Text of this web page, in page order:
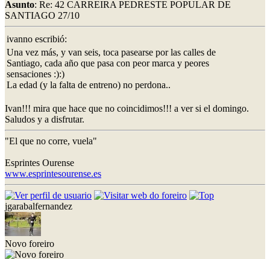
Asunto: Re: 42 CARREIRA PEDRESTE POPULAR DE
SANTIAGO 27/10
ivanno escribió:
Una vez más, y van seis, toca pasearse por las calles de
Santiago, cada año que pasa con peor marca y peores
sensaciones :):)
La edad (y la falta de entreno) no perdona..
Ivan!!! mira que hace que no coincidimos!!! a ver si el domingo.
Saludos y a disfrutar.
"El que no corre, vuela"
Esprintes Ourense
www.esprintesourense.es
jgarabalfernandez
Novo foreiro